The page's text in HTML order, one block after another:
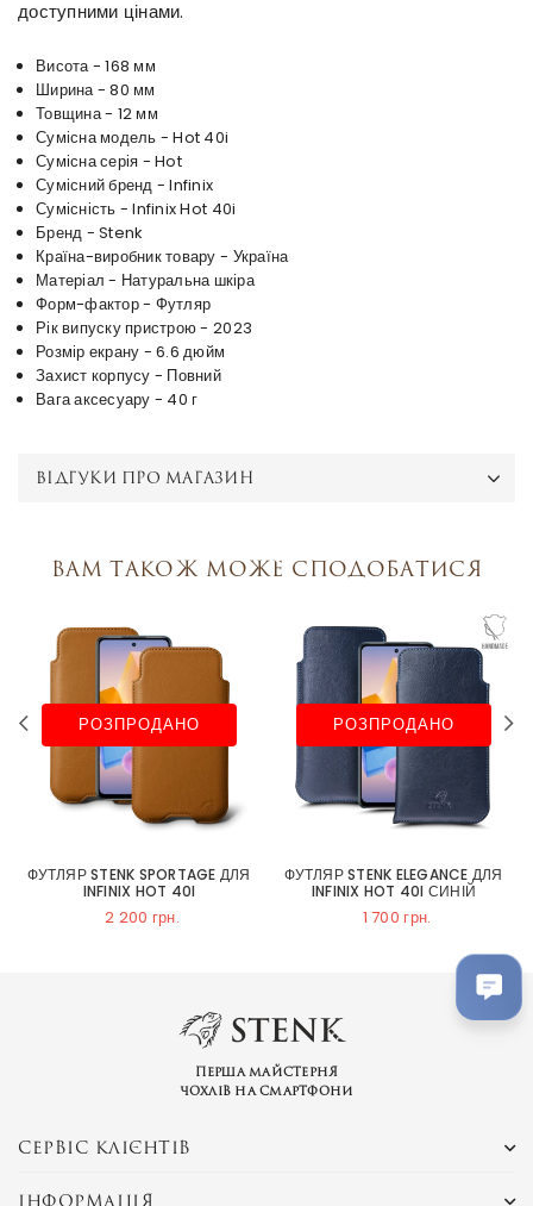
доступними цінами.
Висота - 168 мм
Ширина - 80 мм
Товщина - 12 мм
Сумісна модель - Hot 40i
Сумісна серія - Hot
Сумісний бренд - Infinix
Сумісність - Infinix Hot 40i
Бренд - Stenk
Країна-виробник товару - Україна
Матеріал - Натуральна шкіра
Форм-фактор - Футляр
Рік випуску пристрою - 2023
Розмір екрану - 6.6 дюйм
Захист корпусу - Повний
Вага аксесуару - 40 г
ВІДГУКИ ПРО МАГАЗИН
Вам також може сподобатися
РОЗПРОДАНО
ФУТЛЯР STENK SPORTAGE ДЛЯ
INFINIX HOT 40I
2 200 грн.
РОЗПРОДАНО
ФУТЛЯР STENK ELEGANCE ДЛЯ
INFINIX HOT 40I СИНІЙ
1 700 грн.
Перша майстерня
чохлів на смартфони
СЕРВІС КЛІЄНТІВ
ІНФОРМАЦІЯ